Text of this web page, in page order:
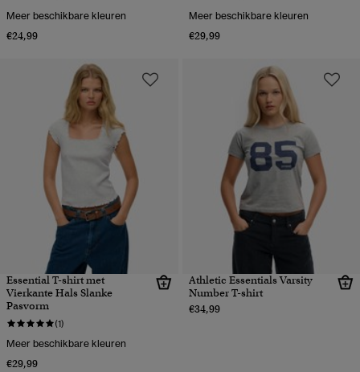
Meer beschikbare kleuren
€24,99
Meer beschikbare kleuren
€29,99
Essential T-shirt met
Vierkante Hals Slanke
Pasvorm
(1)
Meer beschikbare kleuren
€29,99
Athletic Essentials Varsity
Number T-shirt
€34,99